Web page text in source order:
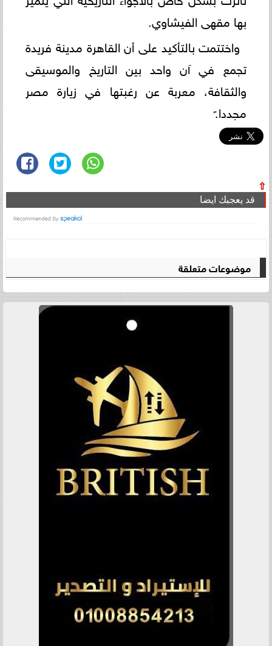
بها مقهى الفيشاوي.
واختتمت بالتأكيد على أن القاهرة مدينة فريدة
تجمع في آن واحد بين التاريخ والموسيقى
والثقافة، معربة عن رغبتها في زيارة مصر
مجددا.ً
⇧
قد يعجبك ايضا
موضوعات متعلقة